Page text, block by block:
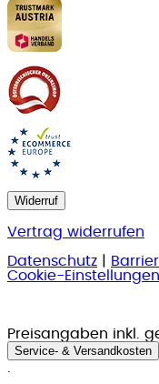
Widerruf
Vertrag widerrufen
Datenschutz
Cookie-Einstellungen
Preisangaben inkl.
Service- & Versandkosten